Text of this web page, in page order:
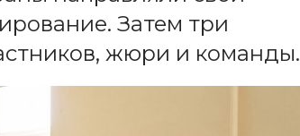
Затем три
жюри и команды.